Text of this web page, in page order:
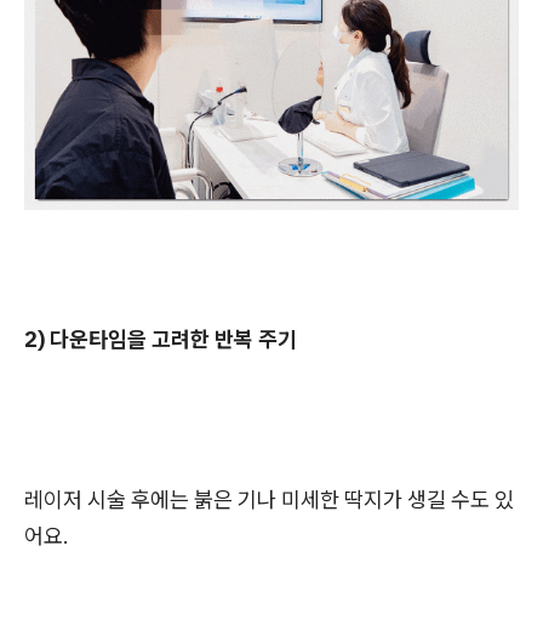
2) 다운타임을 고려한 반복 주기
레이저 시술 후에는 붉은 기나 미세한 딱지가 생길 수도 있
어요.